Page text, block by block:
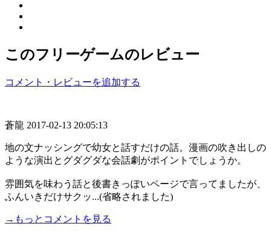
このフリーゲームのレビュー
コメント・レビューを追加する
蒼龍 2017-02-13 20:05:13
地の文ナッシングで幼女と話すだけの話。漫画の吹き出しの
ような演出とグダグダな会話劇がポイントでしょうか。
雰囲気を味わう話と後書きっぽいページで言ってましたが、
ふんいきだけサクッ...(省略されました)
→もっとコメントを見る